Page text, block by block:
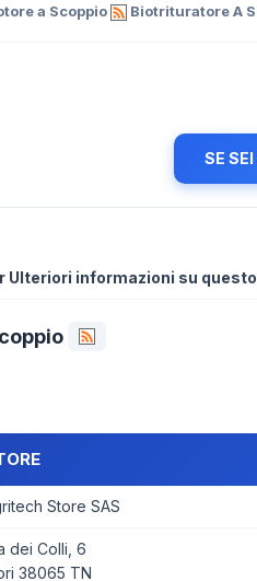
a Scoppio Biotrituratore A
SE
Ulteriori informazioni su
Store SAS
dei Colli, 6
38065 TN